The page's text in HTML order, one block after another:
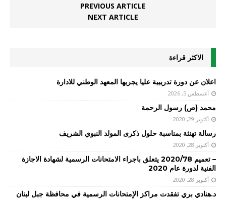
PREVIOUS ARTICLE
NEXT ARTICLE
الاكثر قراءة
اعلان عن دورة تدريبية عليا يجريها المعهد الوطني للادارة
أغسطس 5, 2026
محمد (ص) رسول الرحمة
أكتوبر 29, 2020
رسالة تهنئة بمناسبة حلول ذكرى المولد النبوي الشريف
أكتوبر 28, 2020
– تعميم 2020/78 يتعلق باجراء الامتحانات الرسمية لشهادة الاجازة
الفنية لدورة عام 2020
أكتوبر 28, 2020
د.هنادي بري تفقدت مراكز الإمتحانات الرسمية في محافظة جبل لبنان